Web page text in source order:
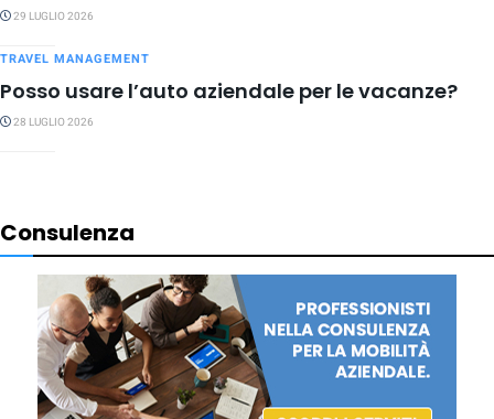
29 LUGLIO 2026
TRAVEL MANAGEMENT
Posso usare l’auto aziendale per le vacanze?
28 LUGLIO 2026
Consulenza